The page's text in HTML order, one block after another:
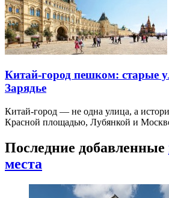
Китай-город пешком: старые
Зарядье
Китай-город — не одна улица, а
Красной площадью, Лубянкой и
Последние добавленные
места